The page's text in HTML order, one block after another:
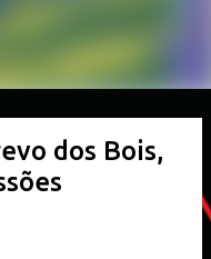
dos Bois,